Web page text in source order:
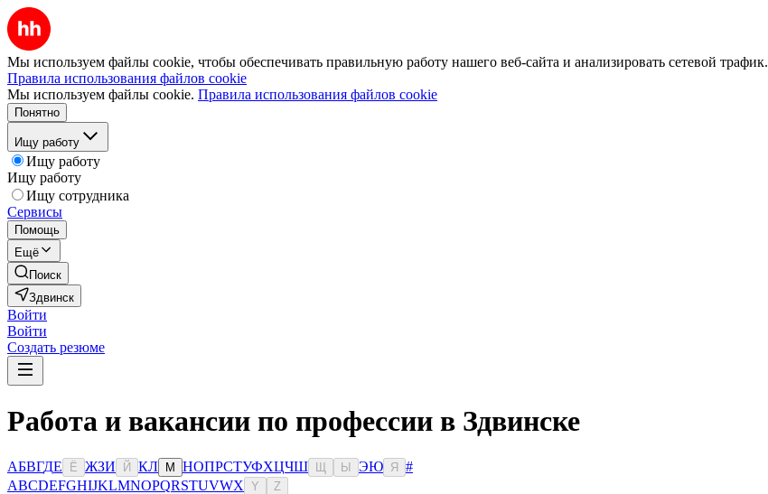
Мы используем файлы cookie, чтобы обеспечивать правильную работу нашего веб-сайта и анализировать сетевой трафик.
Правила использования файлов cookie
Мы используем файлы cookie. Правила использования файлов cookie
Понятно
Ищу работу
Ищу работу
Ищу работу
Ищу сотрудника
Сервисы
Помощь
Ещё
Поиск
Здвинск
Войти
Войти
Создать резюме
Работа и вакансии по профессии в Здвинске
АБВГДЕ Ё ЖЗИ Й КЛ М НОПРСТУФХЦЧШ Ы ЭЮ Я
#
ABCDEFGHIJKLMNOPQRSTUVWX Y Z